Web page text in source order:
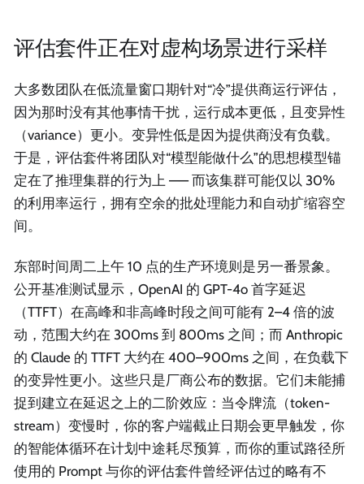
评估套件正在对虚构场景进行采样
大多数团队在低流量窗口期针对“冷”提供商运行评估，
因为那时没有其他事情干扰，运行成本更低，且变异性
（variance）更小。变异性低是因为提供商没有负载。
于是，评估套件将团队对“模型能做什么”的思想模型锚
定在了推理集群的行为上 —— 而该集群可能仅以 30%
的利用率运行，拥有空余的批处理能力和自动扩缩容空
间。
东部时间周二上午 10 点的生产环境则是另一番景象。
公开基准测试显示，OpenAI 的 GPT-4o 首字延迟
（TTFT）在高峰和非高峰时段之间可能有 2–4 倍的波
动，范围大约在 300ms 到 800ms 之间；而 Anthropic
的 Claude 的 TTFT 大约在 400–900ms 之间，在负载下
的变异性更小。这些只是厂商公布的数据。它们未能捕
捉到建立在延迟之上的二阶效应：当令牌流（token-
stream）变慢时，你的客户端截止日期会更早触发，你
的智能体循环在计划中途耗尽预算，而你的重试路径所
使用的 Prompt 与你的评估套件曾经评估过的略有不